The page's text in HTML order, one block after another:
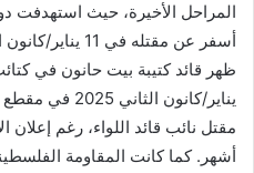
المراحل الأخيرة، حيث استهدفت
أسفر عن مقتله في
يناير/كانون
مقتل نائب قائد اللواء، رغم إعلان
أشهر. كما كانت المقاومة